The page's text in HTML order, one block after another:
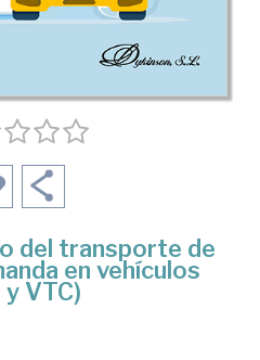
del transporte de
en vehículos
VTC)